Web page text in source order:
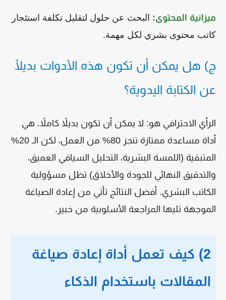
ميزانية المحتوى:البحث عن حلول لتقليل تكلفة استئجار
كاتب محتوى بشري لكل مهمة.
ج) هل يمكن أن تكون هذه الأدوات بديلًا
عن الكتابة اليدوية؟
الرأي الاحترافي هو: لا يمكن أن تكون بديلاً كاملاً. هي
أداة مساعدة ممتازة تنجز 80% من العمل، لكن الـ 20%
المتبقية (اللمسة البشرية، التحليل السياقي العميق،
والتدقيق النهائي للجودة والأخلاق) تظل مسؤولية
الكاتب البشري. أفضل النتائج تأتي من إعادة الصياغة
الموجهة تليها المراجعة الأسلوبية من خبير.
2) كيف تعمل أداة إعادة صياغة
المقالات باستخدام الذكاء